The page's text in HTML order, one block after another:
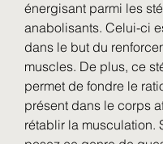
énergisant parmi les
anabolisants. Celui-ci
dans le but du
muscles. De plus, ce
permet de fondre le
présent dans le corps
rétablir la musculation.